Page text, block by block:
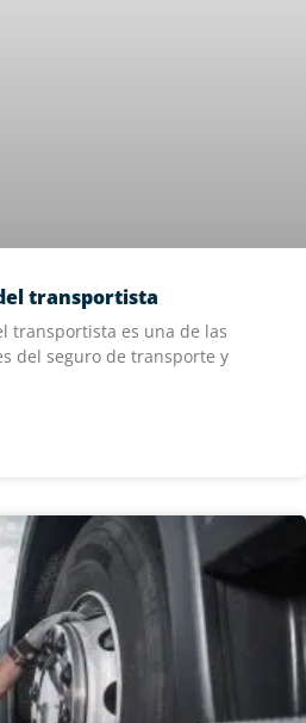
transportista
transportista es una de las
del seguro de transporte y